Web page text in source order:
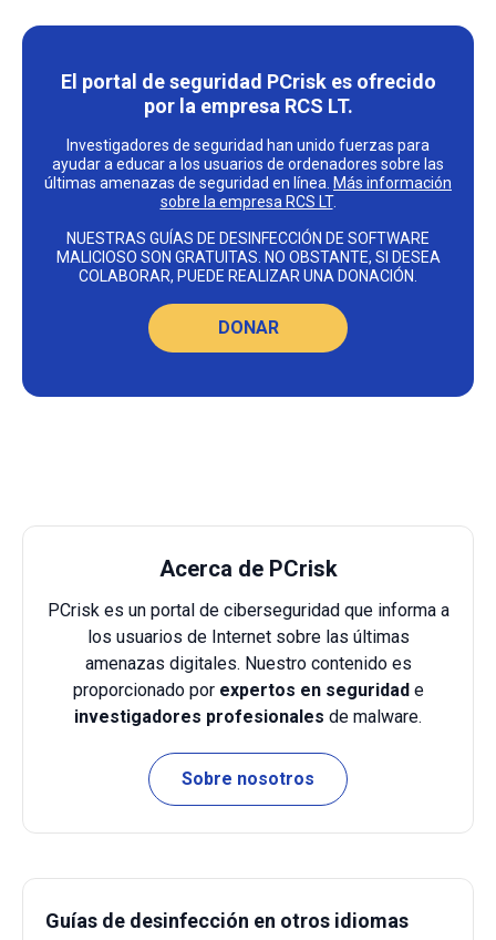
El portal de seguridad PCrisk es ofrecido
por la empresa RCS LT.
Investigadores de seguridad han unido fuerzas para
ayudar a educar a los usuarios de ordenadores sobre las
últimas amenazas de seguridad en línea. Más información
sobre la empresa RCS LT.
NUESTRAS GUÍAS DE DESINFECCIÓN DE SOFTWARE
MALICIOSO SON GRATUITAS. NO OBSTANTE, SI DESEA
COLABORAR, PUEDE REALIZAR UNA DONACIÓN.
DONAR
Acerca de PCrisk
PCrisk es un portal de ciberseguridad que informa a
los usuarios de Internet sobre las últimas
amenazas digitales. Nuestro contenido es
proporcionado por expertos en seguridade
investigadores profesionales de malware.
Sobre nosotros
Guías de desinfección en otros idiomas